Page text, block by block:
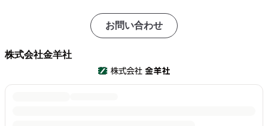
お問い合わせ
株式会社金羊社